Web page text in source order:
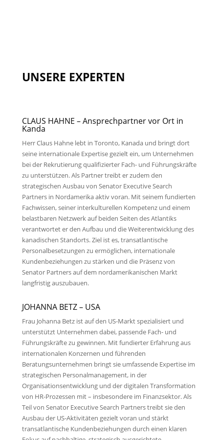
UNSERE EXPERTEN
CLAUS HAHNE – Ansprechpartner vor Ort in
Kanda
Herr Claus Hahne lebt in Toronto, Kanada und bringt dort
seine internationale Expertise gezielt ein, um Unternehmen
bei der Rekrutierung qualifizierter Fach- und Führungskräfte
zu unterstützen. Als Partner treibt er zudem den
strategischen Ausbau von Senator Executive Search
Partners in Nordamerika aktiv voran. Mit seinem fundierten
Fachwissen, seiner interkulturellen Kompetenz und einem
belastbaren Netzwerk auf beiden Seiten des Atlantiks
verantwortet er den Aufbau und die Weiterentwicklung des
kanadischen Standorts. Ziel ist es, transatlantische
Personalbesetzungen zu ermöglichen, internationale
Kundenbeziehungen zu stärken und die Präsenz von
Senator Partners auf dem nordamerikanischen Markt
langfristig auszubauen.
JOHANNA BETZ– USA
Frau Johanna Betz ist auf den US-Markt spezialisiert und
unterstützt Unternehmen dabei, passende Fach- und
Führungskräfte zu gewinnen. Mit fundierter Erfahrung aus
internationalen Konzernen und führenden
Beratungsunternehmen bringt sie umfassende Expertise im
strategischen Personalmanagement, in der
Organisationsentwicklung und der digitalen Transformation
von HR-Prozessen mit – insbesondere im Finanzsektor. Als
Teil von Senator Executive Search Partners treibt sie den
Ausbau der US-Aktivitäten gezielt voran und stärkt
transatlantische Kundenbeziehungen durch einen klaren